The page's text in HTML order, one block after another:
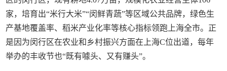
家，培育出“米行大米”“闵鲜青蔬”等区域公共品牌，绿色生
产基地覆盖率、稻米产业化率等核心指标领跑上海全市。正
是因为闵行区在农业和乡村振兴方面在上海C位出道，每年
举办的丰收节也“既有噱头、又有赚头”。